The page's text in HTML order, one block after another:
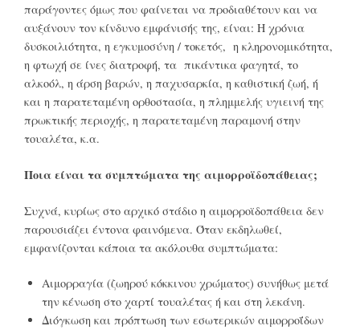
παράγοντες όμως που φαίνεται να προδιαθέτουν και να
αυξάνουν τον κίνδυνο εμφάνισής της, είναι: Η χρόνια
δυσκοιλιότητα, η εγκυμοσύνη / τοκετός, η κληρονομικότητα,
η φτωχή σε ίνες διατροφή, τα πικάντικα φαγητά, το
αλκοόλ, η άρση βαρών, η παχυσαρκία, η καθιστική ζωή, ή
και η παρατεταμένη ορθοστασία, η πλημμελής υγιεινή της
πρωκτικής περιοχής, η παρατεταμένη παραμονή στην
τουαλέτα, κ.α.
Ποια είναι τα συμπτώματα της αιμορροϊδοπάθειας;
Συχνά, κυρίως στο αρχικό στάδιο η αιμορροϊδοπάθεια δεν
παρουσιάζει έντονα φαινόμενα. Όταν εκδηλωθεί,
εμφανίζονται κάποια τα ακόλουθα συμπτώματα:
Αιμορραγία (ζωηρού κόκκινου χρώματος) συνήθως μετά
την κένωση στο χαρτί τουαλέτας ή και στη λεκάνη.
Διόγκωση και πρόπτωση των εσωτερικών αιμορροΐδων